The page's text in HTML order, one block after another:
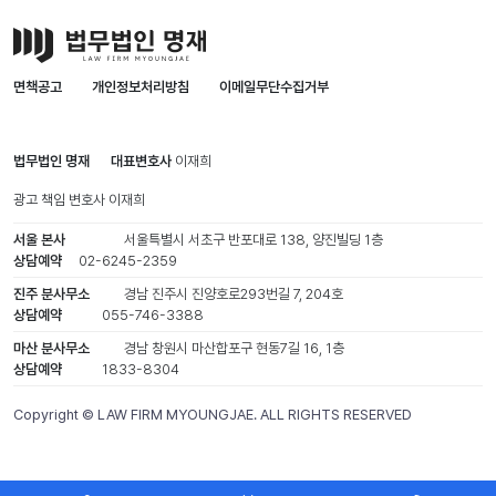
면책공고 개인정보처리방침 이메일무단수집거부
법무법인 명재 대표변호사 이재희
광고 책임 변호사 이재희
서울 본사
서울특별시 서초구 반포대로 138, 양진빌딩 1층
상담예약
02-6245-2359
진주 분사무소
경남 진주시 진양호로293번길 7, 204호
상담예약
055-746-3388
마산 분사무소
경남 창원시 마산합포구 현동7길 16, 1층
상담예약
1833-8304
Copyright © LAW FIRM MYOUNGJAE. ALL RIGHTS RESERVED